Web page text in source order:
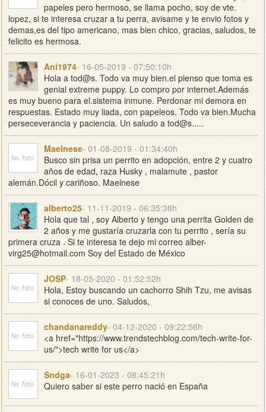
papeles pero hermoso, se llama pocho, soy de vte.
lopez, si te interesa cruzar a tu perra, avisame y te envio fotos y
demas,es del tipo americano, mas bien chico, gracias, saludos, te
felicito es hermosa.
Ani1974- 16-05-2019 - 07:50:10h
Hola a tod@s. Todo va muy bien.el pienso que toma es
genial extreme puppy. Lo compro por internet.Además
es muy bueno para el.sistema inmune. Perdonar mi demora en
respuestas. Estado muy liada, con papeleos. Todo va bien.Mucha
perseceverancia y paciencia. Un saludo a tod@s.....
Maelnese- 01-08-2019 - 01:34:40h
Busco sin prisa un perrito en adopción, entre 2 y cuatro
años de edad, raza Husky , malamute , pastor
alemán.Dócil y cariñoso. Maelnese
alberto25- 11-11-2019 - 06:35:38h
Hola que tal , soy Alberto y tengo una perrita Golden de
2 años y me gustaría cruzarla con tu perrito , sería su
primera cruza . Si te interesa te dejo mi correo alber-
virg25@hotmail.com Soy del Estado de México
JOSP- 18-05-2020 - 01:52:52h
Hola, Estoy buscando un cachorro Shih Tzu, me avisas
si conoces de uno. Saludos,
chandanareddy- 04-12-2020 - 09:22:56h
<a href="https://www.trendstechblog.com/tech-write-for-
us/">tech write for us</a>
Sndga- 16-01-2023 - 08:45:21h
Quiero saber si este perro nació en España